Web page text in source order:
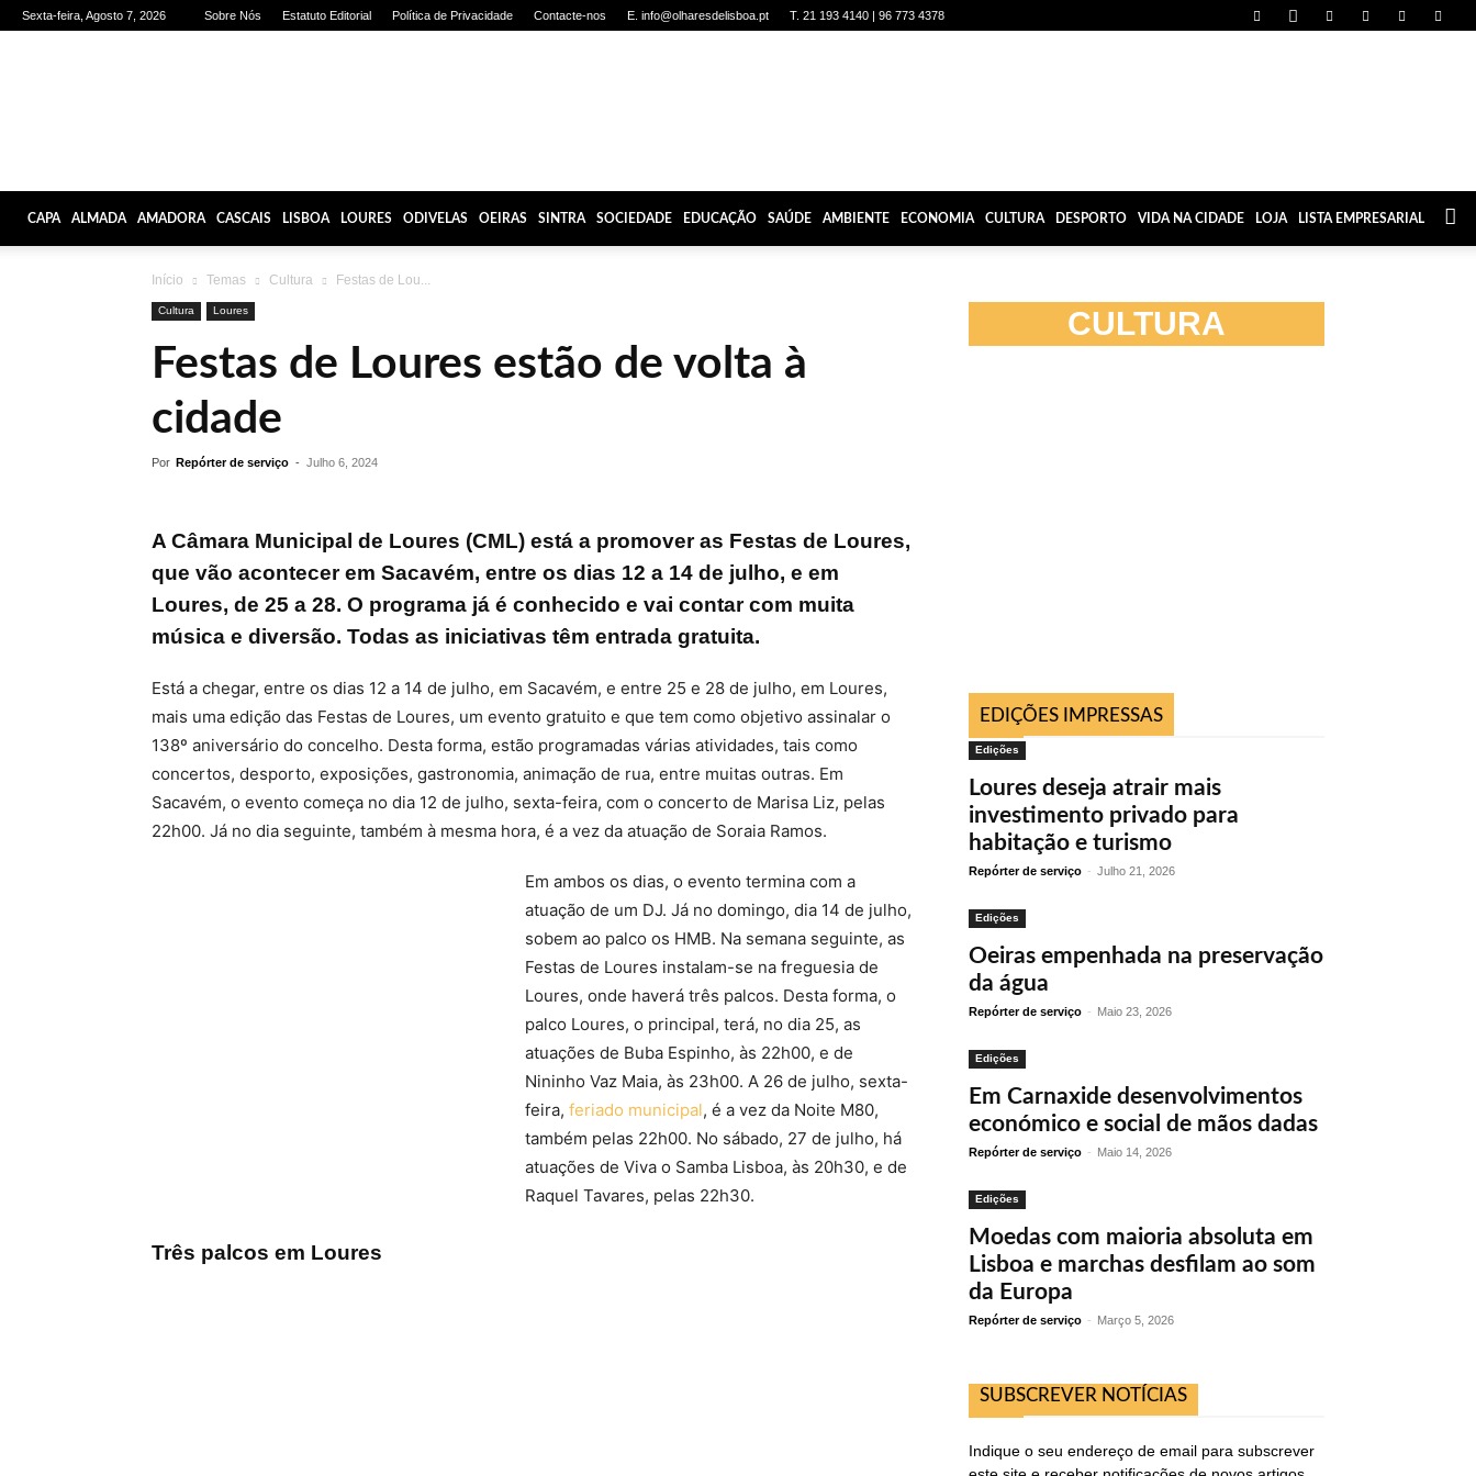
Sexta-feira, Agosto 7, 2026 Sobre Nós Estatuto Editorial Política de Privacidade Contacte-nos E. info@olharesdelisboa.pt T. 21 193 4140 | 96 773 4378
CAPA ALMADA AMADORA CASCAIS LISBOA LOURES ODIVELAS OEIRAS SINTRA SOCIEDADE EDUCAÇÃO SAÚDE AMBIENTE ECONOMIA CULTURA DESPORTO VIDA NA CIDADE LOJA LISTA EMPRESARIAL
Início Temas Cultura Festas de Lou...
Cultura Loures
Festas de Loures estão de volta à
cidade
Por Repórter de serviço - Julho 6, 2024
A Câmara Municipal de Loures (CML) está a promover as Festas de Loures,
que vão acontecer em Sacavém, entre os dias 12 a 14 de julho, e em
Loures, de 25 a 28. O programa já é conhecido e vai contar com muita
música e diversão. Todas as iniciativas têm entrada gratuita.
Está a chegar, entre os dias 12 a 14 de julho, em Sacavém, e entre 25 e 28 de julho, em Loures,
mais uma edição das Festas de Loures, um evento gratuito e que tem como objetivo assinalar o
138º aniversário do concelho. Desta forma, estão programadas várias atividades, tais como
concertos, desporto, exposições, gastronomia, animação de rua, entre muitas outras. Em
Sacavém, o evento começa no dia 12 de julho, sexta-feira, com o concerto de Marisa Liz, pelas
22h00. Já no dia seguinte, também à mesma hora, é a vez da atuação de Soraia Ramos.
Em ambos os dias, o evento termina com a
atuação de um DJ. Já no domingo, dia 14 de julho,
sobem ao palco os HMB. Na semana seguinte, as
Festas de Loures instalam-se na freguesia de
Loures, onde haverá três palcos. Desta forma, o
palco Loures, o principal, terá, no dia 25, as
atuações de Buba Espinho, às 22h00, e de
Nininho Vaz Maia, às 23h00. A 26 de julho, sexta-
feira, feriado municipal, é a vez da Noite M80,
também pelas 22h00. No sábado, 27 de julho, há
atuações de Viva o Samba Lisboa, às 20h30, e de
Raquel Tavares, pelas 22h30.
Três palcos em Loures
CULTURA
EDIÇÕES IMPRESSAS
Edições
Loures deseja atrair mais
investimento privado para
habitação e turismo
Repórter de serviço - Julho 21, 2026
Edições
Oeiras empenhada na preservação
da água
Repórter de serviço - Maio 23, 2026
Edições
Em Carnaxide desenvolvimentos
económico e social de mãos dadas
Repórter de serviço - Maio 14, 2026
Edições
Moedas com maioria absoluta em
Lisboa e marchas desfilam ao som
da Europa
Repórter de serviço - Março 5, 2026
SUBSCREVER NOTÍCIAS
Indique o seu endereço de email para subscrever